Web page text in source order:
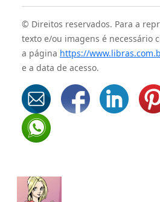
© Direitos reservados. Para a
texto e/ou imagens é necessário
a página https://
e a data de acesso.